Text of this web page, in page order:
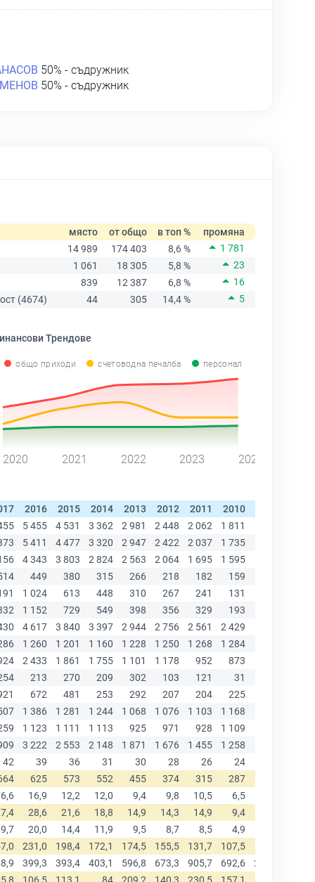
50% - съдружник
50% - съдружник
място от общо в топ %
промяна
14 989
174 403 8,6 %
1 781
1 061
18 305 5,8 %
23
839
12 387 6,8 %
16
(4674)
44 305 14,4 % 5
Трендове
общо приходи счетоводна печалба персонал
2020 2021 2022 2023 2024
2016 2015 2014 2013 2012 2011 2010